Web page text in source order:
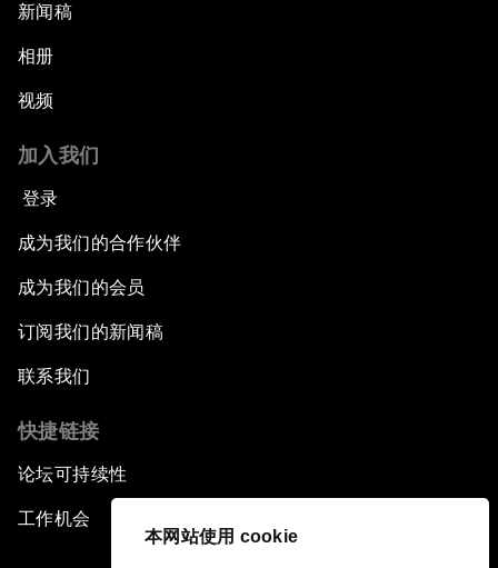
本网站使用 cookie
新闻稿
相册
视频
加入我们
登录
成为我们的合作伙伴
成为我们的会员
订阅我们的新闻稿
联系我们
快捷链接
论坛可持续性
工作机会